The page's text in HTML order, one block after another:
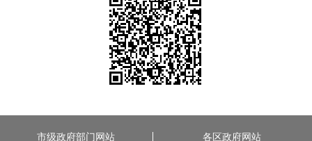
20260728-丰台新闻
20260724-丰台新闻
市级政府部门网站 各区政府网站